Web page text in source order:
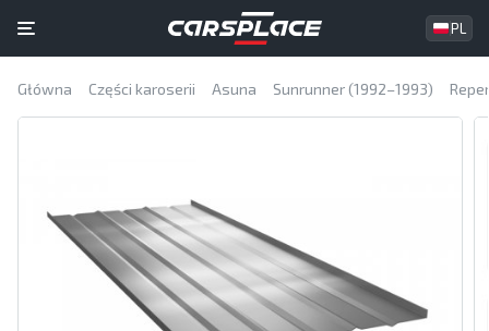
PL
Główna Części karoserii Asuna Sunrunner (1992–1993)